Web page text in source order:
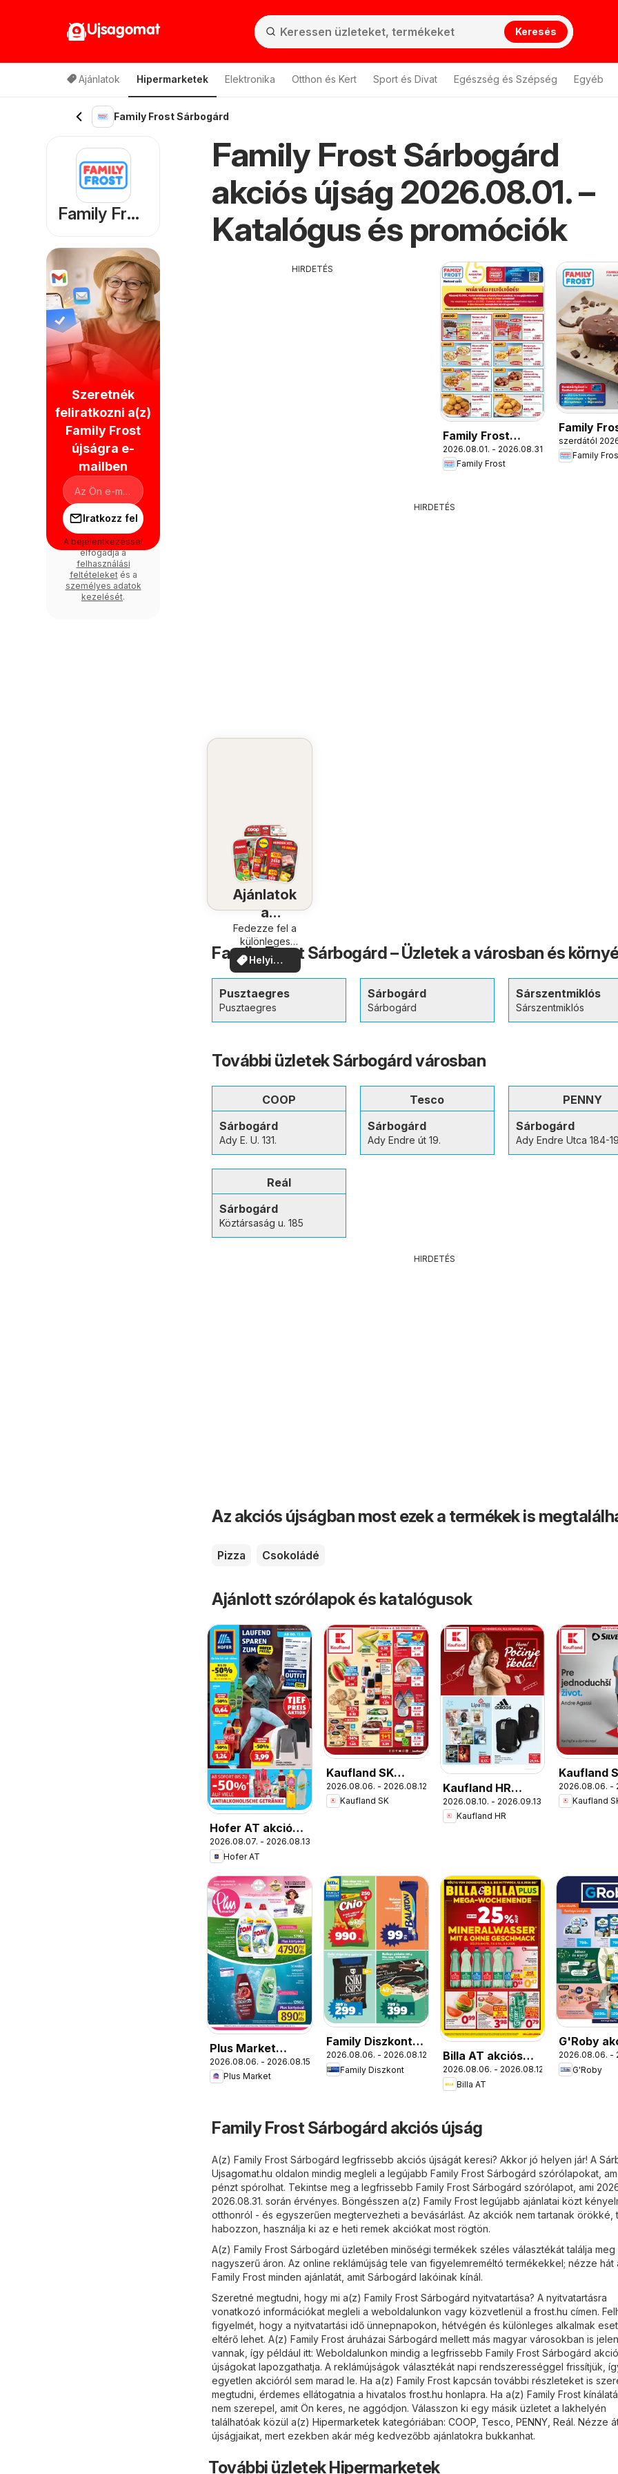
Ujsagomat Keresés
Ajánlatok Hipermarketek Elektronika Otthon és Kert Sport és Divat Egészség és Szépség Egyéb
Family Frost Sárbogárd
Family Frost Sárbogárd
akciós újság 2026.08.01. –
Katalógus és promóciók
HIRDETÉS
Family Frost
akciós újság
2026.08.01. - 2026.08.31.
Family Frost
Family
Katalógus
szerdától
Family
HIRDETÉS
Ajánlatok
a
közelében
Fedezze fel a
különleges
ajánlatokat
Helyi
ajánlatok
Family Frost Sárbogárd – Üzletek a városban és
Pusztaegres
Pusztaegres
Sárbogárd
Sárbogárd
Sárszentmiklós
Sárszentmiklós
További üzletek Sárbogárd városban
COOP
Sárbogárd
Ady E. U. 131.
Tesco
Sárbogárd
Ady Endre út 19.
PENNY
Sárbogárd
Ady Endre Utca 184-
Reál
Sárbogárd
Köztársaság u. 185
HIRDETÉS
Az akciós újságban most ezek a termékek is
Pizza Csokoládé
Ajánlott szórólapok és katalógusok
Hofer AT akciós
újság
2026.08.07. - 2026.08.13.
Hofer AT
Kaufland SK
akciós újság
2026.08.06. - 2026.08.12.
Kaufland SK
Kaufland HR
akciós újság
2026.08.10. - 2026.09.13.
Kaufland HR
Kaufland
Nonfood
újság
2026.08.06. -
Kaufland
Plus Market
akciós újság
2026.08.06. - 2026.08.15.
Plus Market
Family Diszkont
akciós újság
2026.08.06. - 2026.08.12.
Family Diszkont
Billa AT akciós
újság
2026.08.06. - 2026.08.12.
Billa AT
G'Roby
újság
2026.08.06. -
G'Roby
Family Frost Sárbogárd akciós újság
A(z) Family Frost Sárbogárd legfrissebb akciós újságát keresi? Akkor jó helyen jár! A
Ujsagomat.hu oldalon mindig megleli a legújabb Family Frost Sárbogárd szórólapokat,
pénzt spórolhat. Tekintse meg a legfrissebb Family Frost Sárbogárd szórólapot, ami
2026.08.31. során érvényes. Böngésszen a(z) Family Frost legújabb ajánlatai közt
otthonról - és egyszerűen megtervezheti a bevásárlást. Az akciók nem tartanak örökké,
habozzon, használja ki az e heti remek akciókat most rögtön.
A(z) Family Frost Sárbogárd üzletében minőségi termékek széles választékát találja meg
nagyszerű áron. Az online reklámújság tele van figyelemreméltó termékekkel; nézze hát
Family Frost minden ajánlatát, amit Sárbogárd lakóinak kínál.
Szeretné megtudni, hogy mi a(z) Family Frost Sárbogárd nyitvatartása? A nyitvatartásra
vonatkozó információkat megleli a weboldalunkon vagy közvetlenül a frost.hu címen.
figyelmét, hogy a nyitvatartási idő ünnepnapokon, hétvégén és különleges alkalmak
eltérő lehet. A(z) Family Frost áruházai Sárbogárd mellett más magyar városokban is jelen
vannak, így például itt: Weboldalunkon mindig a legfrissebb Family Frost Sárbogárd
újságokat lapozgathatja. A reklámújságok választékát napi rendszerességgel frissítjük,
egyetlen akcióról sem marad le. Ha a(z) Family Frost kapcsán további részleteket is
megtudni, érdemes ellátogatnia a hivatalos frost.hu honlapra. Ha a(z) Family Frost
nem szerepel, amit Ön keres, ne aggódjon. Válasszon ki egy másik üzletet a lakhelyén
találhatóak közül a(z) Hipermarketek kategóriában: COOP, Tesco, PENNY, Reál . Nézze
újságjaikat, mert ezekben akár még kedvezőbb ajánlatokra bukkanhat.
További üzletek Hipermarketek
Family Frost
Szeretnék
feliratkozni a(z)
Family Frost
újságra e-
mailben
Iratkozz fel
A bejelentkezéssel
elfogadja a
felhasználási
feltételeketés a
személyes adatok
kezelését.